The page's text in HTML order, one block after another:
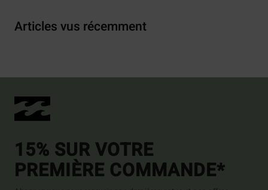
Articles vus récemment
15% SUR VOTRE
PREMIÈRE COMMANDE*